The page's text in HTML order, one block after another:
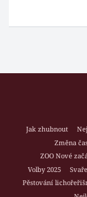
Jak zhubnout
Změna
ZOO Nové
Volby 2025
Pěstování